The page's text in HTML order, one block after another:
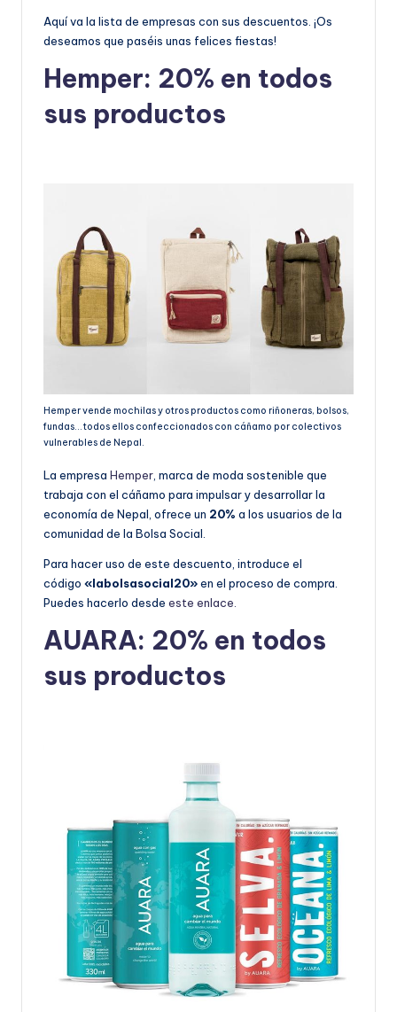
Aquí va la lista de empresas con sus descuentos. ¡Os
deseamos que paséis unas felices fiestas!
Hemper: 20% en todos
sus productos
Hemper vende mochilas y otros productos como riñoneras, bolsos,
fundas… todos ellos confeccionados con cáñamo por colectivos
vulnerables de Nepal.
La empresa Hemper , marca de moda sostenible que
trabaja con el cáñamo para impulsar y desarrollar la
economía de Nepal, ofrece un 20% a los usuarios de la
comunidad de la Bolsa Social.
Para hacer uso de este descuento, introduce el
código «labolsasocial20»en el proceso de compra.
Puedes hacerlo desde este enlace.
AUARA: 20% en todos
sus productos